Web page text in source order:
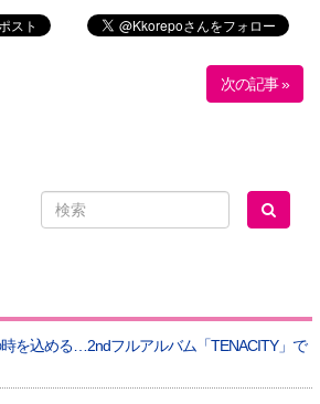
次の記事 »
時を込める…2ndフルアルバム「TENACITY」で